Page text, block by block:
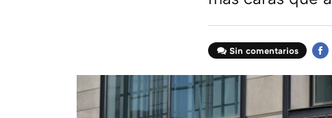
Sin comentarios